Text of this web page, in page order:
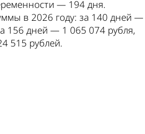
— 194 дня.
в 2026 году: за 140 дней —
156 дней — 1 065 074 рубля,
515 рублей.